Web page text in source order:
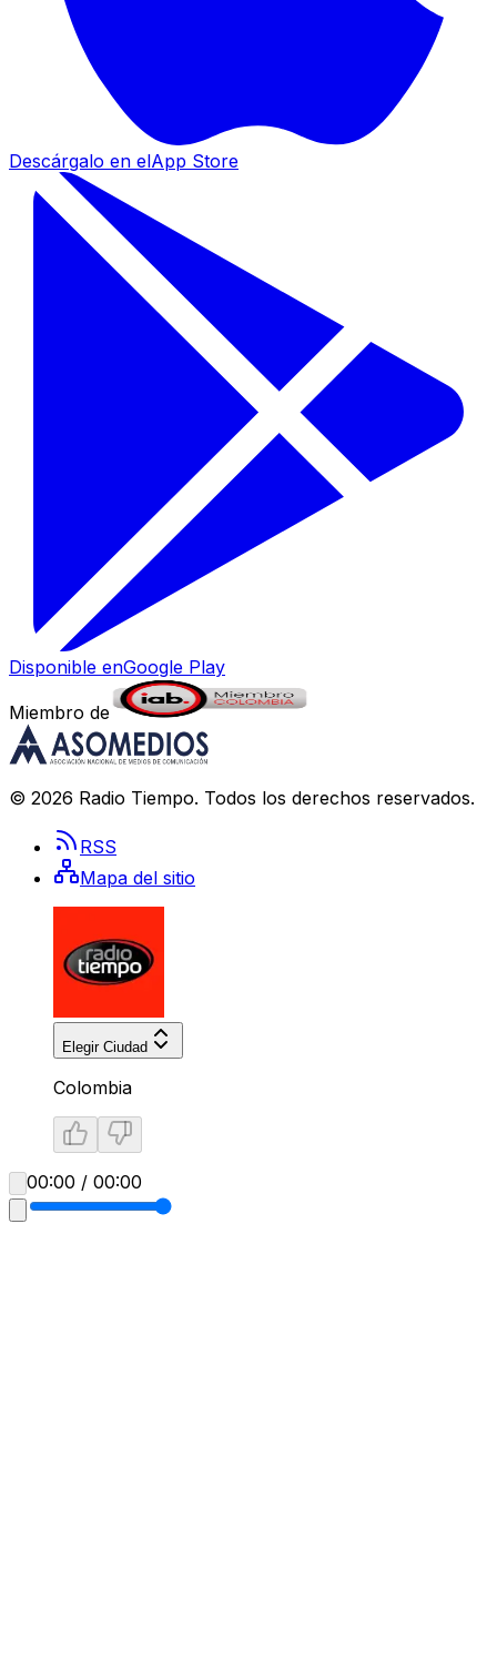
Descárgalo en elApp Store
Disponible enGoogle Play
Miembro de
© 2026 Radio Tiempo. Todos los derechos reservados.
RSS
Mapa del sitio
Elegir Ciudad
Colombia
00:00 / 00:00